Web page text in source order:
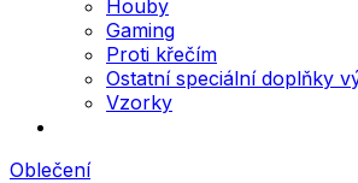
Houby
Gaming
Proti křečím
Ostatní speciální doplňky
Vzorky
Oblečení